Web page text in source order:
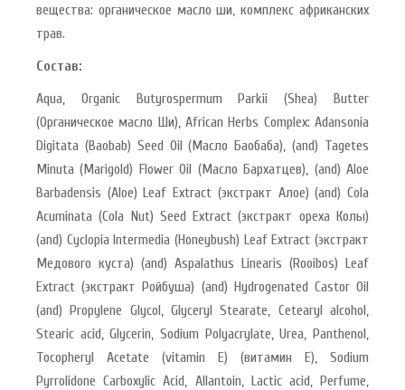
вещества: органическое масло ши, комплекс африканских
трав.
Состав:
Aqua, Organic Butyrospermum Parkii (Shea) Butter
(Органическое масло Ши), African Herbs Complex: Adansonia
Digitata (Baobab) Seed Oil (Масло Баобаба), (and) Tagetes
Minuta (Marigold) Flower Oil (Масло Бархатцев), (and) Aloe
Barbadensis (Aloe) Leaf Extract (экстракт Алое) (and) Cola
Acuminata (Cola Nut) Seed Extract (экстракт ореха Колы)
(and) Cyclopia Intermedia (Honeybush) Leaf Extract (экстракт
Медового куста) (and) Aspalathus Linearis (Rooibos) Leaf
Extract (экстракт Ройбуша) (and) Hydrogenated Castor Oil
(and) Propylene Glycol, Glyceryl Stearate, Cetearyl alcohol,
Stearic acid, Glycerin, Sodium Polyacrylate, Urea, Рanthenol,
Tocopheryl Acetate (vitamin E) (витамин Е), Sodium
Pyrrolidone Carboxylic Acid, Allantoin, Lactic acid, Perfume,